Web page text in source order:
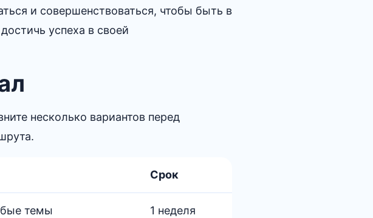
и совершенствоваться, чтобы быть в
успеха в своей
несколько вариантов перед
Срок
темы 1 неделя